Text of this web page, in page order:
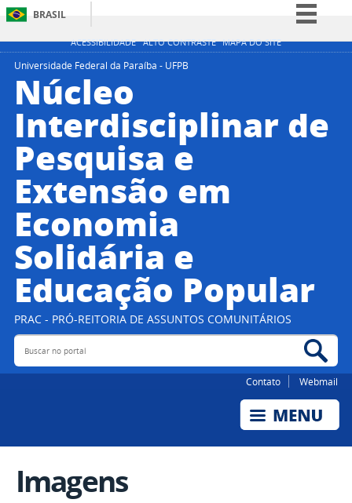
ACESSIBILIDADE ALTO CONTRASTE MAPA DO SITE
BRASIL
Simplifique!
Acesso à informação
Legislação
Universidade Federal da Paraíba - UFPB
Núcleo
Interdisciplinar de
Pesquisa e
Extensão em
Economia
Solidária e
Educação Popular
PRAC - PRÓ-REITORIA DE ASSUNTOS COMUNITÁRIOS
Buscar no portal
Contato Webmail
Imagens